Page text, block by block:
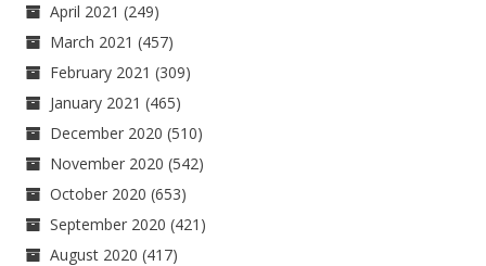
April 2021 (249)
March 2021 (457)
February 2021 (309)
January 2021 (465)
December 2020 (510)
November 2020 (542)
October 2020 (653)
September 2020 (421)
August 2020 (417)